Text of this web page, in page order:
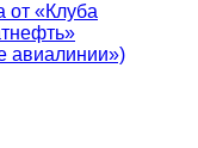
от «Клуба
авиалинии»)